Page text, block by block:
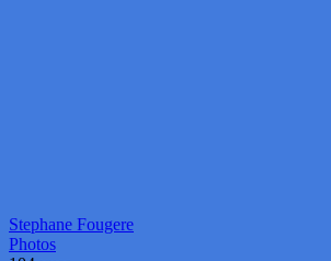
Stephane Fougere
Photos